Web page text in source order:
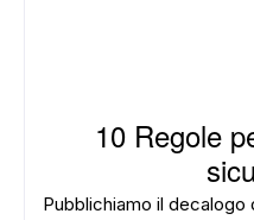
10 Regole
Pubblichiamo il decalogo